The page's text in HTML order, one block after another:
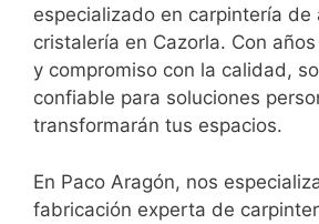
especializado en carpintería de
cristalería en Cazorla. Con
y compromiso con la calidad,
confiable para soluciones
transformarán tus espacios.
En Paco Aragón, nos
fabricación experta de